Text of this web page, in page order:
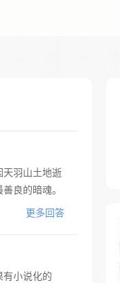
天羽山土地逝
良的暗魂。
更多回答
有小说化的